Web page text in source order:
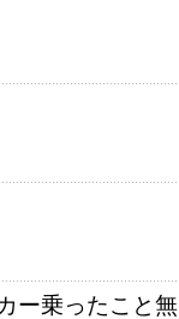
ー乗ったこと無